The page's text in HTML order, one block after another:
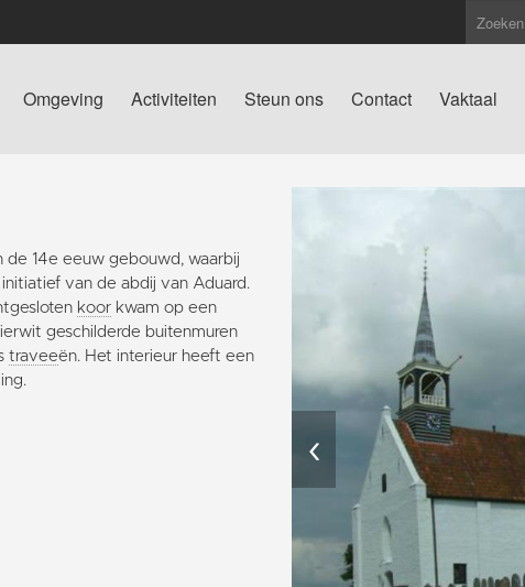
Omgeving Activiteiten Steun ons Contact Vaktaal
14e eeuw gebouwd, waarbij
van de abdij van Aduard.
koor kwam op een
geschilderde buitenmuren
traveeën. Het interieur heeft een
‹